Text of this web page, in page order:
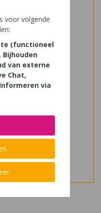
voor volgende
(functioneel
Bijhouden
van externe
Chat,
via